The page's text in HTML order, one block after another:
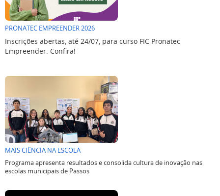
PRONATEC EMPREENDER 2026
Inscrições abertas, até 24/07, para curso FIC Pronatec
Empreender. Confira!
MAIS CIÊNCIA NA ESCOLA
Programa apresenta resultados e consolida cultura de inovação nas
escolas municipais de Passos